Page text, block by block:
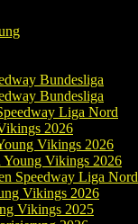
Bundesliga
Bundesliga
Liga Nord
2026
Vikings 2026
Young Vikings 2026
Speedway Liga Nord
Vikings 2026
Vikings 2025